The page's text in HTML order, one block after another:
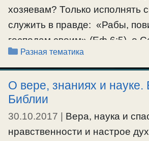
хозяевам? Только исполнять
служить в правде: «Рабы,
господам своим» (Еф.6:5).
речь о хозяевах, которые
содержали своих слуг и
Ибо это в основном и было
ап.Павла, в тот период
речи о том, что …
Рубрики
Разная тематика
О вере, знаниях и науке.
Библии
30.10.2017
Вера, наука и
нравственности и настрое